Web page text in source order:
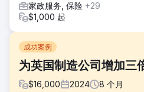
家政服务, 保险 +29
$1,000 起
成功案例
为英国制造公司增加三
$16,000 2024 8 个月